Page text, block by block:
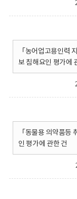
「농어업고용인력
보 침해요인 평가에
「동물용 의약품등
인 평가에 관한 건